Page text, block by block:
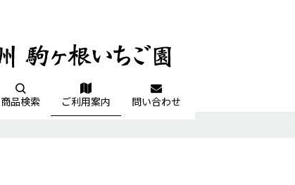
商品検索 ご利用案内 問い合わせ